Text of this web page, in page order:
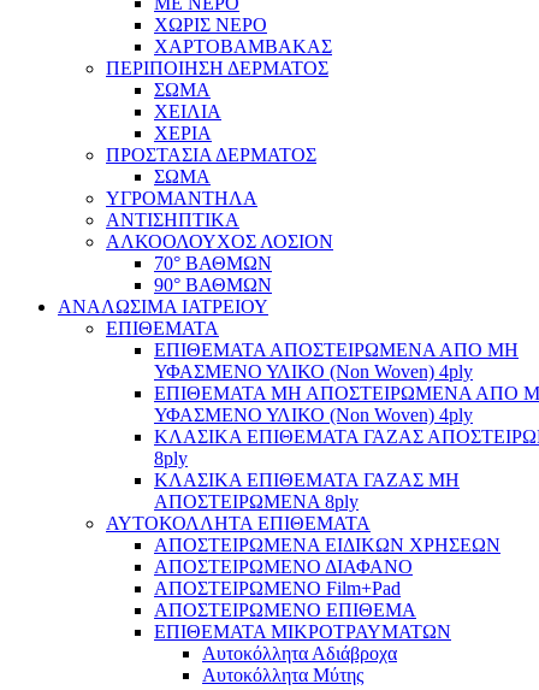
ΧΩΡΙΣ ΝΕΡΟ
ΧΑΡΤΟΒΑΜΒΑΚΑΣ
ΠΕΡΙΠΟΙΗΣΗ ΔΕΡΜΑΤΟΣ
ΣΩΜΑ
ΧΕΙΛΙΑ
ΧΕΡΙΑ
ΠΡΟΣΤΑΣΙΑ ΔΕΡΜΑΤΟΣ
ΣΩΜΑ
ΥΓΡΟΜΑΝΤΗΛΑ
ΑΝΤΙΣΗΠΤΙΚΑ
ΑΛΚΟΟΛΟΥΧΟΣ ΛΟΣΙΟΝ
70° ΒΑΘΜΩΝ
90° ΒΑΘΜΩΝ
ΑΝΑΛΩΣΙΜΑ ΙΑΤΡΕΙΟΥ
ΕΠΙΘΕΜΑΤΑ
ΕΠΙΘΕΜΑΤΑ ΑΠΟΣΤΕΙΡΩΜΕΝΑ ΑΠΟ ΜΗ
ΥΦΑΣΜΕΝΟ ΥΛΙΚΟ (Non Woven) 4ply
ΕΠΙΘΕΜΑΤΑ ΜΗ ΑΠΟΣΤΕΙΡΩΜΕΝΑ ΑΠΟ
ΥΦΑΣΜΕΝΟ ΥΛΙΚΟ (Non Woven) 4ply
ΚΛΑΣΙΚΑ ΕΠΙΘΕΜΑΤΑ ΓΑΖΑΣ
8ply
ΚΛΑΣΙΚΑ ΕΠΙΘΕΜΑΤΑ ΓΑΖΑΣ ΜΗ
ΑΠΟΣΤΕΙΡΩΜΕΝΑ 8ply
ΑΥΤΟΚΟΛΛΗΤΑ ΕΠΙΘΕΜΑΤΑ
ΑΠΟΣΤΕΙΡΩΜΕΝΑ ΕΙΔΙΚΩΝ ΧΡΗΣΕΩΝ
ΑΠΟΣΤΕΙΡΩΜΕΝΟ ΔΙΑΦΑΝΟ
ΑΠΟΣΤΕΙΡΩΜΕΝΟ Film+Pad
ΑΠΟΣΤΕΙΡΩΜΕΝΟ ΕΠΙΘΕΜΑ
ΕΠΙΘΕΜΑΤΑ ΜΙΚΡΟΤΡΑΥΜΑΤΩΝ
Αυτοκόλλητα Αδιάβροχα
Αυτοκόλλητα Μύτης